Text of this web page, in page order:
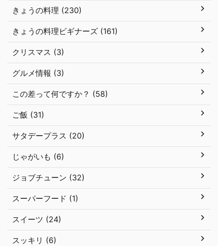
きょうの料理 (230)
きょうの料理ビギナーズ (161)
クリスマス (3)
グルメ情報 (3)
この差って何ですか？ (58)
ご飯 (31)
サタデープラス (20)
じゃがいも (6)
ジョブチューン (32)
スーパーフード (1)
スイーツ (24)
スッキリ (6)